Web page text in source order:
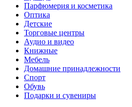
Парфюмерия и косметика
Оптика
Детские
Торговые центры
Аудио и видео
Книжные
Мебель
Домашние принадлежности
Спорт
Обувь
Подарки и сувениры